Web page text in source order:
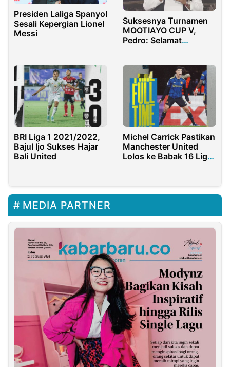
Presiden Laliga Spanyol
Sesali Kepergian Lionel
Messi
Suksesnya Turnamen
MOOTIAYO CUP V,
Pedro: Selamat
BRI Liga 1 2021/2022,
Bajul Ijo Sukses Hajar
Bali United
Michel Carrick Pastikan
Manchester United
Lolos ke Babak 16 Liga
MEDIA PARTNER